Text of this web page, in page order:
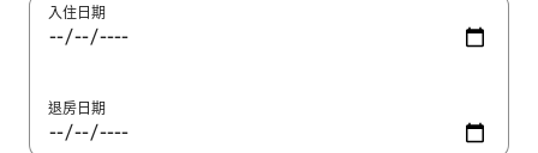
入住日期
退房日期